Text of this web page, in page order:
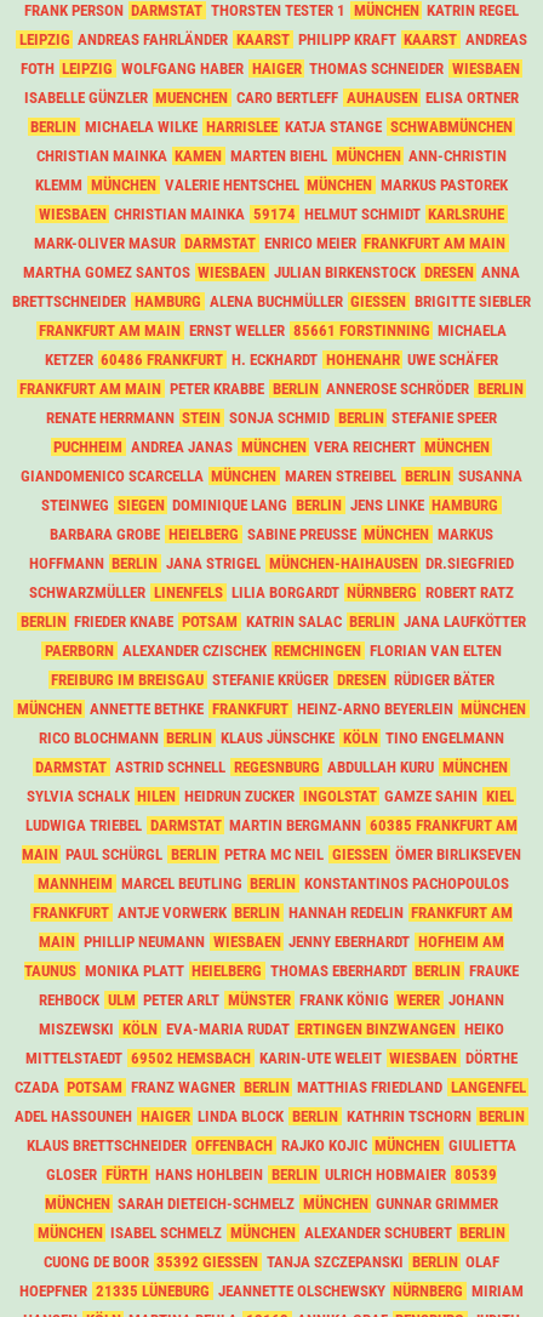
FRANK PERSON DARMSTAT THORSTEN TESTER 1 MÜNCHEN KATRIN REGEL
LEIPZIG ANDREAS FAHRLÄNDER KAARST PHILIPP KRAFT KAARST ANDREAS
FOTH LEIPZIG WOLFGANG HABER HAIGER THOMAS SCHNEIDER WIESBAEN
ISABELLE GÜNZLER MUENCHEN CARO BERTLEFF AUHAUSEN ELISA ORTNER
BERLIN MICHAELA WILKE HARRISLEE KATJA STANGE SCHWABMÜNCHEN
CHRISTIAN MAINKA KAMEN MARTEN BIEHL MÜNCHEN ANN-CHRISTIN
KLEMM MÜNCHEN VALERIE HENTSCHEL MÜNCHEN MARKUS PASTOREK
WIESBAEN CHRISTIAN MAINKA 59174 HELMUT SCHMIDT KARLSRUHE
MARK-OLIVER MASUR DARMSTAT ENRICO MEIER FRANKFURT AM MAIN
MARTHA GOMEZ SANTOS WIESBAEN JULIAN BIRKENSTOCK DRESEN ANNA
BRETTSCHNEIDER HAMBURG ALENA BUCHMÜLLER GIESSEN
BRIGITTE SIEBLER
FRANKFURT AM MAIN ERNST WELLER 85661 FORSTINNING MICHAELA
KETZER 60486 FRANKFURT H. ECKHARDT HOHENAHR UWE SCHÄFER
FRANKFURT AM MAIN PETER KRABBE BERLIN ANNEROSE SCHRÖDER BERLIN
RENATE HERRMANN STEIN SONJA SCHMID BERLIN STEFANIE SPEER
PUCHHEIM ANDREA JANAS MÜNCHEN VERA REICHERT MÜNCHEN
GIANDOMENICO SCARCELLA MÜNCHEN MAREN STREIBEL BERLIN SUSANNA
STEINWEG SIEGEN DOMINIQUE LANG BERLIN JENS LINKE HAMBURG
BARBARA GROBE HEIELBERG SABINE PREUSSE MÜNCHEN MARKUS
HOFFMANN BERLIN JANA STRIGEL MÜNCHEN-HAIHAUSEN DR.SIEGFRIED
SCHWARZMÜLLER LINENFELS LILIA BORGARDT NÜRNBERG ROBERT RATZ
BERLIN FRIEDER KNABE POTSAM KATRIN SALAC BERLIN JANA LAUFKÖTTER
PAERBORN ALEXANDER CZISCHEK REMCHINGEN FLORIAN VAN ELTEN
FREIBURG IM BREISGAU STEFANIE KRÜGER DRESEN RÜDIGER BÄTER
MÜNCHEN ANNETTE BETHKE FRANKFURT HEINZ-ARNO BEYERLEIN MÜNCHEN
RICO BLOCHMANN BERLIN KLAUS JÜNSCHKE KÖLN TINO ENGELMANN
DARMSTAT ASTRID SCHNELL REGESNBURG ABDULLAH KURU MÜNCHEN
SYLVIA SCHALK HILEN HEIDRUN ZUCKER INGOLSTAT GAMZE SAHIN KIEL
LUDWIGA TRIEBEL DARMSTAT MARTIN BERGMANN 60385 FRANKFURT AM
MAIN PAUL SCHÜRGL BERLIN PETRA MC NEIL GIESSEN
ÖMER BIRLIKSEVEN
MANNHEIM MARCEL BEUTLING BERLIN KONSTANTINOS PACHOPOULOS
FRANKFURT ANTJE VORWERK BERLIN HANNAH REDELIN FRANKFURT AM
MAIN PHILLIP NEUMANN WIESBAEN JENNY EBERHARDT HOFHEIM AM
TAUNUS MONIKA PLATT HEIELBERG THOMAS EBERHARDT BERLIN FRAUKE
REHBOCK ULM PETER ARLT MÜNSTER FRANK KÖNIG WERER JOHANN
MISZEWSKI KÖLN EVA-MARIA RUDAT ERTINGEN BINZWANGEN HEIKO
MITTELSTAEDT 69502 HEMSBACH KARIN-UTE WELEIT WIESBAEN DÖRTHE
CZADA POTSAM FRANZ WAGNER BERLIN MATTHIAS FRIEDLAND LANGENFEL
ADEL HASSOUNEH HAIGER LINDA BLOCK BERLIN KATHRIN TSCHORN BERLIN
KLAUS BRETTSCHNEIDER OFFENBACH RAJKO KOJIC MÜNCHEN GIULIETTA
GLOSER FÜRTH HANS HOHLBEIN BERLIN ULRICH HOBMAIER 80539
MÜNCHEN SARAH DIETEICH-SCHMELZ MÜNCHEN GUNNAR GRIMMER
MÜNCHEN ISABEL SCHMELZ MÜNCHEN ALEXANDER SCHUBERT BERLIN
CUONG DE BOOR 35392 GIESSEN TANJA SZCZEPANSKI BERLIN OLAF
HOEPFNER 21335 LÜNEBURG JEANNETTE OLSCHEWSKY NÜRNBERG MIRIAM